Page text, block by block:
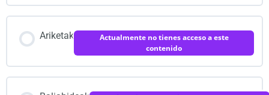
Ariketak
Actualmente no tienes acceso a este
contenido